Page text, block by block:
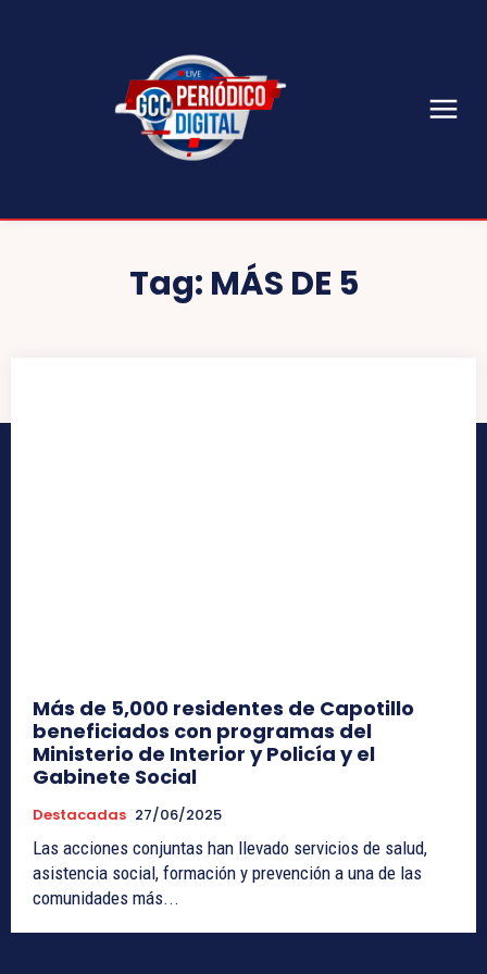
Tag: MÁS DE 5
Más de 5,000 residentes de Capotillo
beneficiados con programas del
Ministerio de Interior y Policía y el
Gabinete Social
Destacadas 27/06/2025
Las acciones conjuntas han llevado servicios de salud,
asistencia social, formación y prevención a una de las
comunidades más...